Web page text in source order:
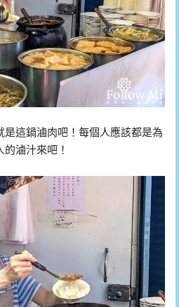
這鍋滷肉吧！每個人應該都是為
滷汁來吧！